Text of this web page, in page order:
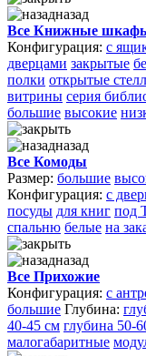
назад
Все Книжные
Конфигурация: с
дверцами закрытые
полки открытые
витрины серия
большие высокие
назад
Все Комоды
Размер: большие
Конфигурация: с
посуды для книг под
спальню белые на
назад
Все Прихожие
Конфигурация: с
большие Глубина:
40-45 см глубина 50-
малогабаритные